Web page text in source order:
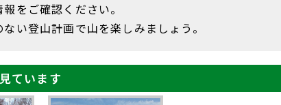
をご確認ください。
い登山計画で山を楽しみましょう。
ています